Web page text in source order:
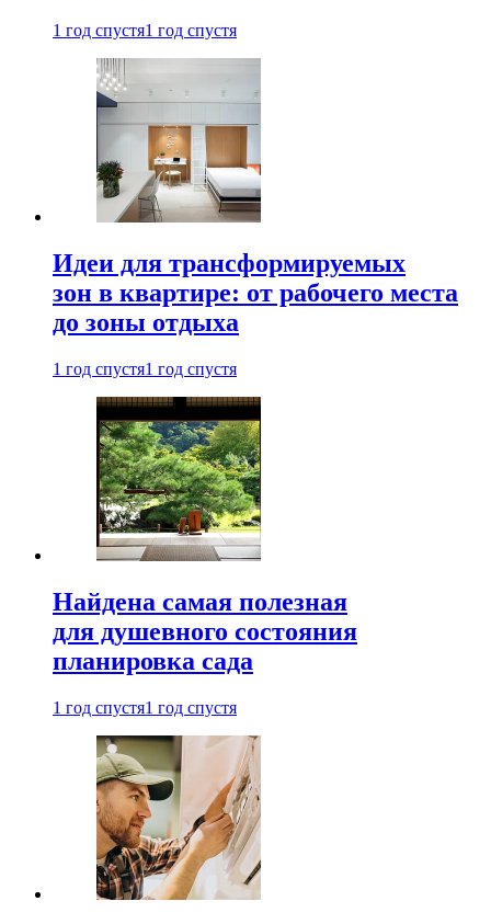
1 год спустя1 год спустя
Идеи для трансформируемых
зон в квартире: от рабочего места
до зоны отдыха
1 год спустя1 год спустя
Найдена самая полезная
для душевного состояния
планировка сада
1 год спустя1 год спустя